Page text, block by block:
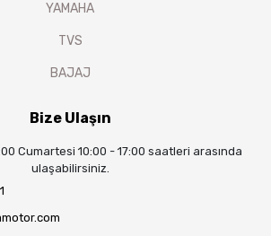
YAMAHA
TVS
BAJAJ
Bize Ulaşın
Cumartesi 10:00 - 17:00 saatleri arasında
ulaşabilirsiniz.